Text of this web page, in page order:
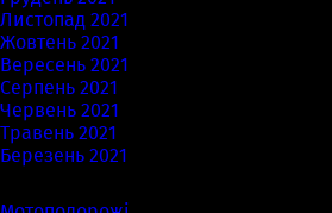
Листопад 2021
Жовтень 2021
Вересень 2021
Серпень 2021
Червень 2021
Травень 2021
Березень 2021